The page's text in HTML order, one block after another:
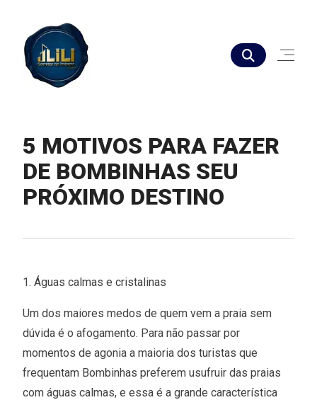
5 MOTIVOS PARA FAZER
DE BOMBINHAS SEU
PRÓXIMO DESTINO
1. Águas calmas e cristalinas
Um dos maiores medos de quem vem a praia sem
dúvida é o afogamento. Para não passar por
momentos de agonia a maioria dos turistas que
frequentam Bombinhas preferem usufruir das praias
com águas calmas, e essa é a grande característica